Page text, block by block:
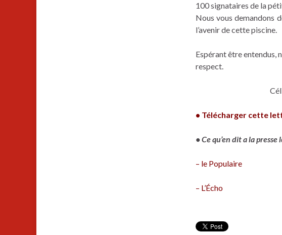
100 signataires de la
Nous vous demandons
l’avenir de cette piscine.
Espérant être entendus,
respect.
• Télécharger cette
• Ce qu’en dit a la presse
– le Populaire
– L’Écho